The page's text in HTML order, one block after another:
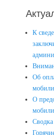
К
Об
О
Сводка